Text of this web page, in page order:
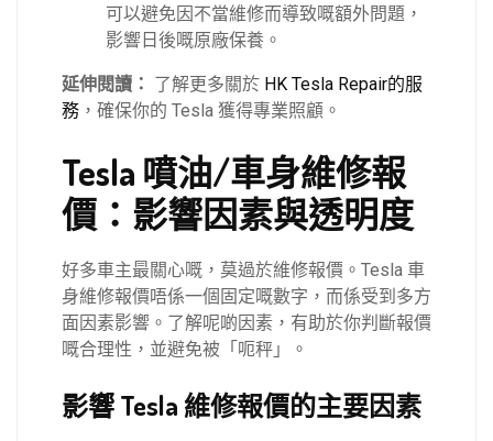
可以避免因不當維修而導致嘅額外問題，
影響日後嘅原廠保養。
延伸閱讀： 了解更多關於 HK Tesla Repair的服
務 ，確保你的 Tesla 獲得專業照顧。
Tesla 噴油/車身維修報
價：影響因素與透明度
好多車主最關心嘅，莫過於維修報價。Tesla 車
身維修報價唔係一個固定嘅數字，而係受到多方
面因素影響。了解呢啲因素，有助於你判斷報價
嘅合理性，並避免被「呃秤」。
影響 Tesla 維修報價的主要因素